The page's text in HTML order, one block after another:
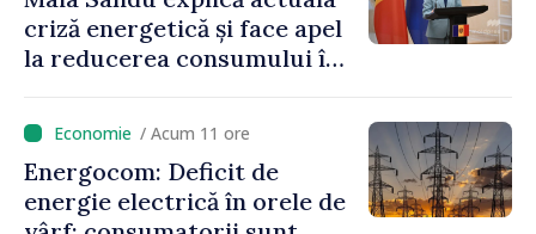
criză energetică și face apel
la reducerea consumului în
putem menține prețurile la
un nivel mai mic”
/ Acum 11 ore
Energocom: Deficit de
energie electrică în orele de